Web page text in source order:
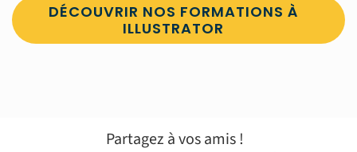
DÉCOUVRIR NOS FORMATIONS À
ILLUSTRATOR
Partagez à vos amis !